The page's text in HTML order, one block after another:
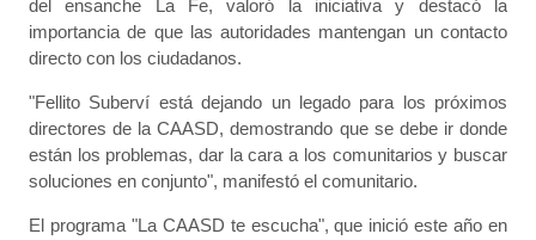
del ensanche La Fe, valoró la iniciativa y destacó la
importancia de que las autoridades mantengan un contacto
directo con los ciudadanos.
"Fellito Suberví está dejando un legado para los próximos
directores de la CAASD, demostrando que se debe ir donde
están los problemas, dar la cara a los comunitarios y buscar
soluciones en conjunto", manifestó el comunitario.
El programa "La CAASD te escucha", que inició este año en